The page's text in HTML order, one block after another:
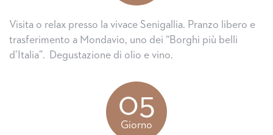
Visita o relax presso la vivace Senigallia. Pranzo libero e
trasferimento a Mondavio, uno dei “Borghi più belli
d’Italia”. Degustazione di olio e vino.
05
Giorno